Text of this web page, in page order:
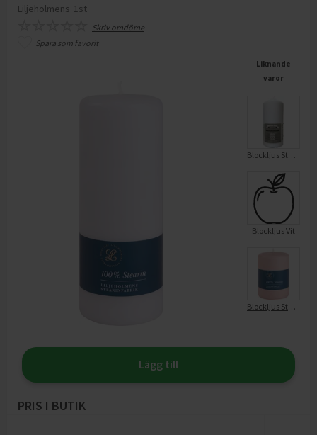
Liljeholmens 1st
Skriv omdöme
Spara som favorit
Liknande
varor
Blockljus Stearin Vit 68x150 Mm
Blockljus Vit
Blockljus Stearin 10x6,8 Dimrosa
Lägg till
PRIS I BUTIK